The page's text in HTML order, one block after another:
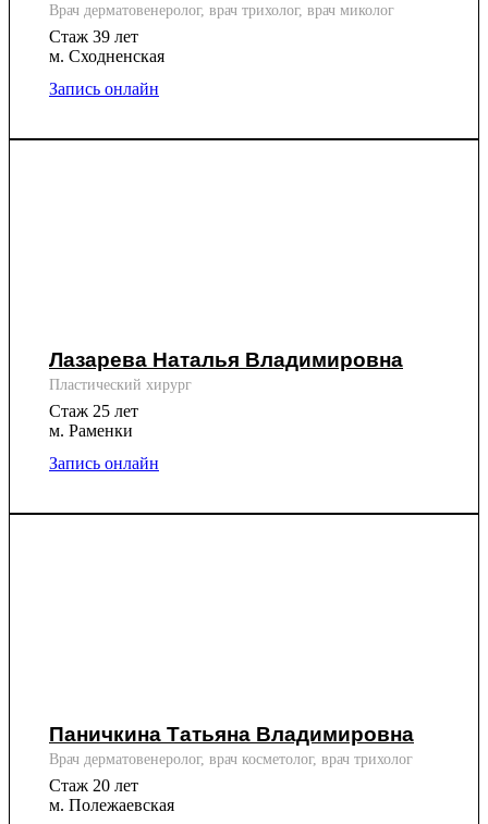
Врач дерматовенеролог, врач трихолог, врач миколог
Стаж 39 лет
м. Сходненская
Запись онлайн
Лазарева Наталья Владимировна
Пластический хирург
Стаж 25 лет
м. Раменки
Запись онлайн
Паничкина Татьяна Владимировна
Врач дерматовенеролог, врач косметолог, врач трихолог
Стаж 20 лет
м. Полежаевская